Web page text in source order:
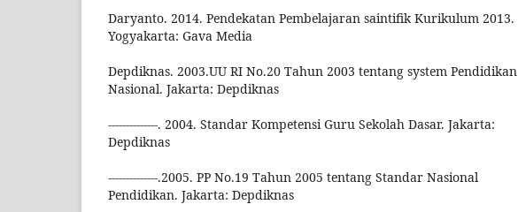
Daryanto. 2014. Pendekatan Pembelajaran saintifik Kurikulum 2013.
Yogyakarta: Gava Media
Depdiknas. 2003.UU RI No.20 Tahun 2003 tentang system Pendidikan
Nasional. Jakarta: Depdiknas
--------------. 2004. Standar Kompetensi Guru Sekolah Dasar. Jakarta:
Depdiknas
--------------.2005. PP No.19 Tahun 2005 tentang Standar Nasional
Pendidikan. Jakarta: Depdiknas